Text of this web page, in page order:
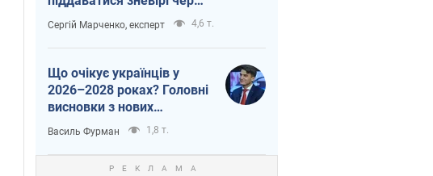
ракетний терор
Сергій Марченко, експерт 4,6 т.
Що очікує українців у
2026–2028 роках? Головні
висновки з нових
прогнозів від НБУ
Василь Фурман 1,8 т.